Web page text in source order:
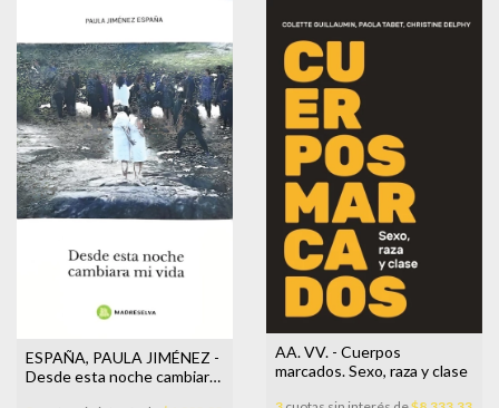
ESPAÑA, PAULA JIMÉNEZ -
Desde esta noche cambiará
AA. VV. - Cuerpos
marcados. Sexo, raza y clase